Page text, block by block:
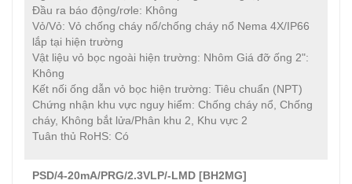
Đầu ra báo động/rơle: Không
Vỏ/Vỏ: Vỏ chống cháy nổ/chống cháy nổ Nema 4X/IP66
lắp tại hiện trường
Vật liệu vỏ bọc ngoài hiện trường: Nhôm Giá đỡ ống 2":
Không
Kết nối ống dẫn vỏ bọc hiện trường: Tiêu chuẩn (NPT)
Chứng nhận khu vực nguy hiểm: Chống cháy nổ, Chống
cháy, Không bắt lửa/Phân khu 2, Khu vực 2
Tuân thủ RoHS: Có
PSD/4-20mA/PRG/2.3VLP/-LMD [BH2MG]